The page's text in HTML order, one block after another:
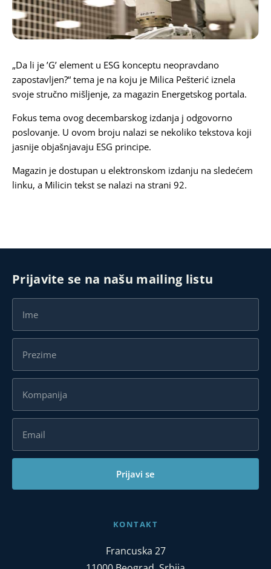
Karijera
Kontakt
„Da li je ’G’ element u ESG konceptu neopravdano
zapostavljen?“ tema je na koju je Milica Pešterić iznela
svoje stručno mišljenje, za magazin Energetskog portala.
Fokus tema ovog decembarskog izdanja j odgovorno
poslovanje. U ovom broju nalazi se nekoliko tekstova koji
jasnije objašnjavaju ESG principe.
Magazin je dostupan u elektronskom izdanju na sledećem
linku, a Milicin tekst se nalazi na strani 92.
Prijavite se na našu mailing listu
Prijavi se
KONTAKT
Francuska 27